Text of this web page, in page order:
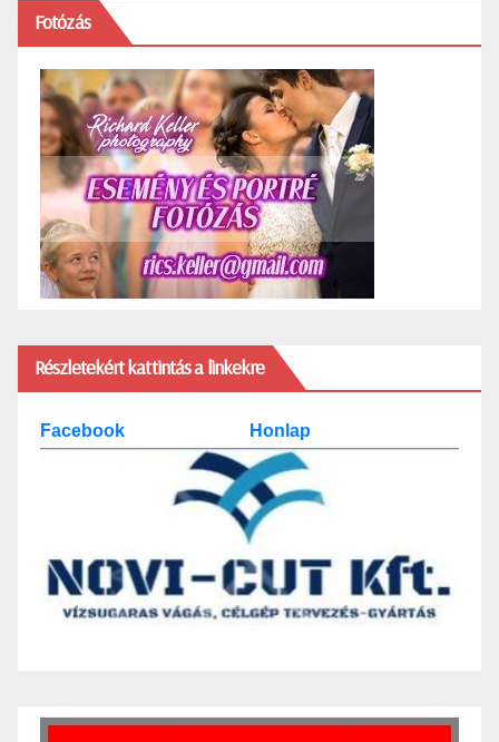
Fotózás
Részletekért kattintás a linkekre
Facebook Honlap